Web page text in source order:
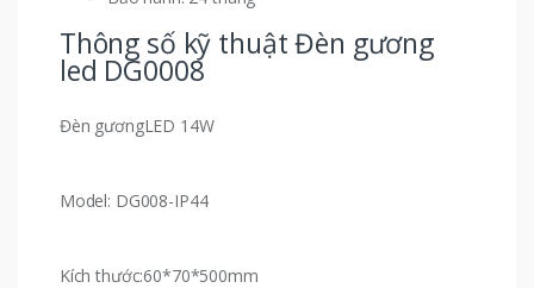
Thông số kỹ thuật Đèn gương
led DG0008
Đèn gươngLED 14W
Model: DG008-IP44
Kích thước:60*70*500mm